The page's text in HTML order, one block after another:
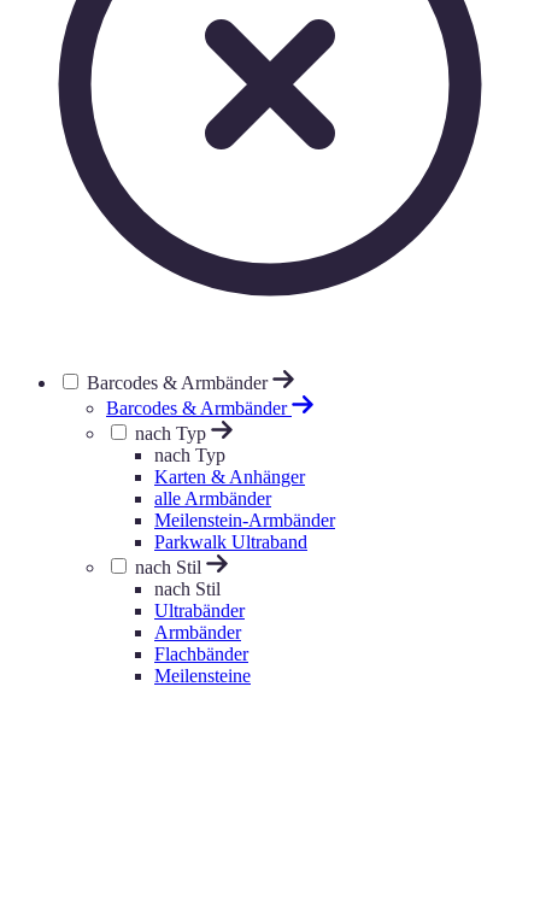
Barcodes & Armbänder
Barcodes & Armbänder
nach Typ
nach Typ
Karten & Anhänger
alle Armbänder
Meilenstein-Armbänder
Parkwalk Ultraband
nach Stil
nach Stil
Ultrabänder
Armbänder
Flachbänder
Meilensteine